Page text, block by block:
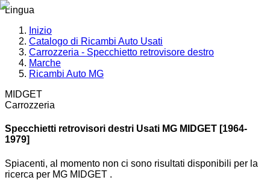
Lingua
Inizio
Catalogo di Ricambi Auto Usati
Carrozzeria - Specchietto retrovisore destro
Marche
Ricambi Auto MG
MIDGET
Carrozzeria
Specchietti retrovisori destri Usati MG MIDGET [1964-
1979]
Spiacenti, al momento non ci sono risultati disponibili per la
ricerca per MG MIDGET .